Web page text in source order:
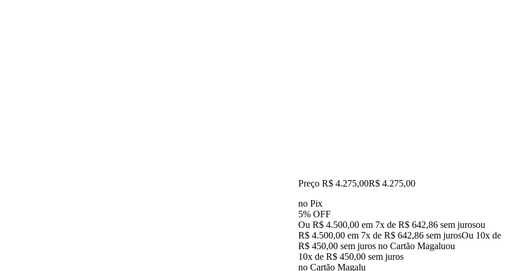
Preço R$ 4.275,00R$ 4.275,00
no Pix
5% OFF
Ou R$ 4.500,00 em 7x de R$ 642,86 sem jurosou
R$ 4.500,00 em 7x de R$ 642,86 sem jurosOu 10x de
R$ 450,00 sem juros no Cartão Magaluou
10x de R$ 450,00 sem juros
no Cartão Magalu